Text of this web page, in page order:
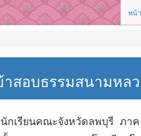
หน้
าสอบธรรมสนามหล
กเรียนคณะจังหวัดลพบุรี ภา